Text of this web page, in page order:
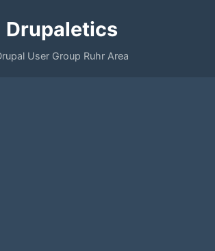
Drupaletics
User Group Ruhr Area